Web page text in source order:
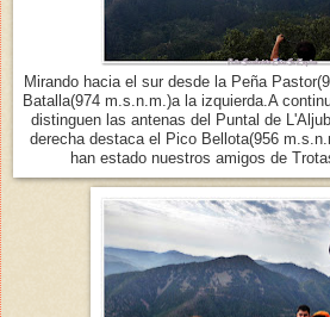
Mirando hacia el sur desde la Peña
Batalla(974 m.s.n.m.)a la izquierda.A
distinguen las antenas del Puntal de
derecha destaca el Pico Bellota(956
han estado nuestros amigos de